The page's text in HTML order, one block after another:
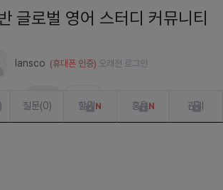
글로벌 영어 스터디 커뮤니티
lansco (휴대폰 인증) 오래전 로그인
) 질문(0) 할일 N 홍보N 관리